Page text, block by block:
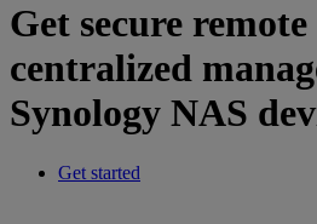
Get secure remote
centralized
Synology NAS
Get started